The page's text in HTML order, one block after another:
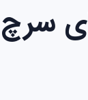
سرچ